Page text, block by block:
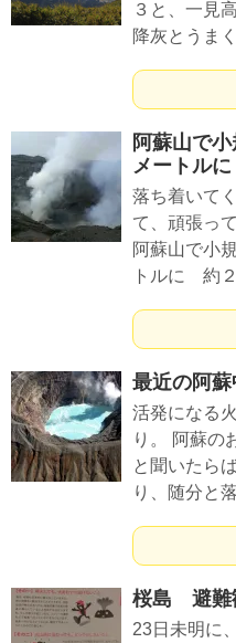
３と、一見
降灰とうま
阿蘇山で
メートル
落ち着いて
て、頑張っ
阿蘇山で小
トルに 約
最近の阿蘇
活発になる
り。 阿蘇の
と聞いたら
り、随分と
桜島 避難
23日未明に